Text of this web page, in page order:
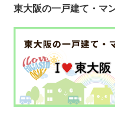
東大阪の一戸建て・マ